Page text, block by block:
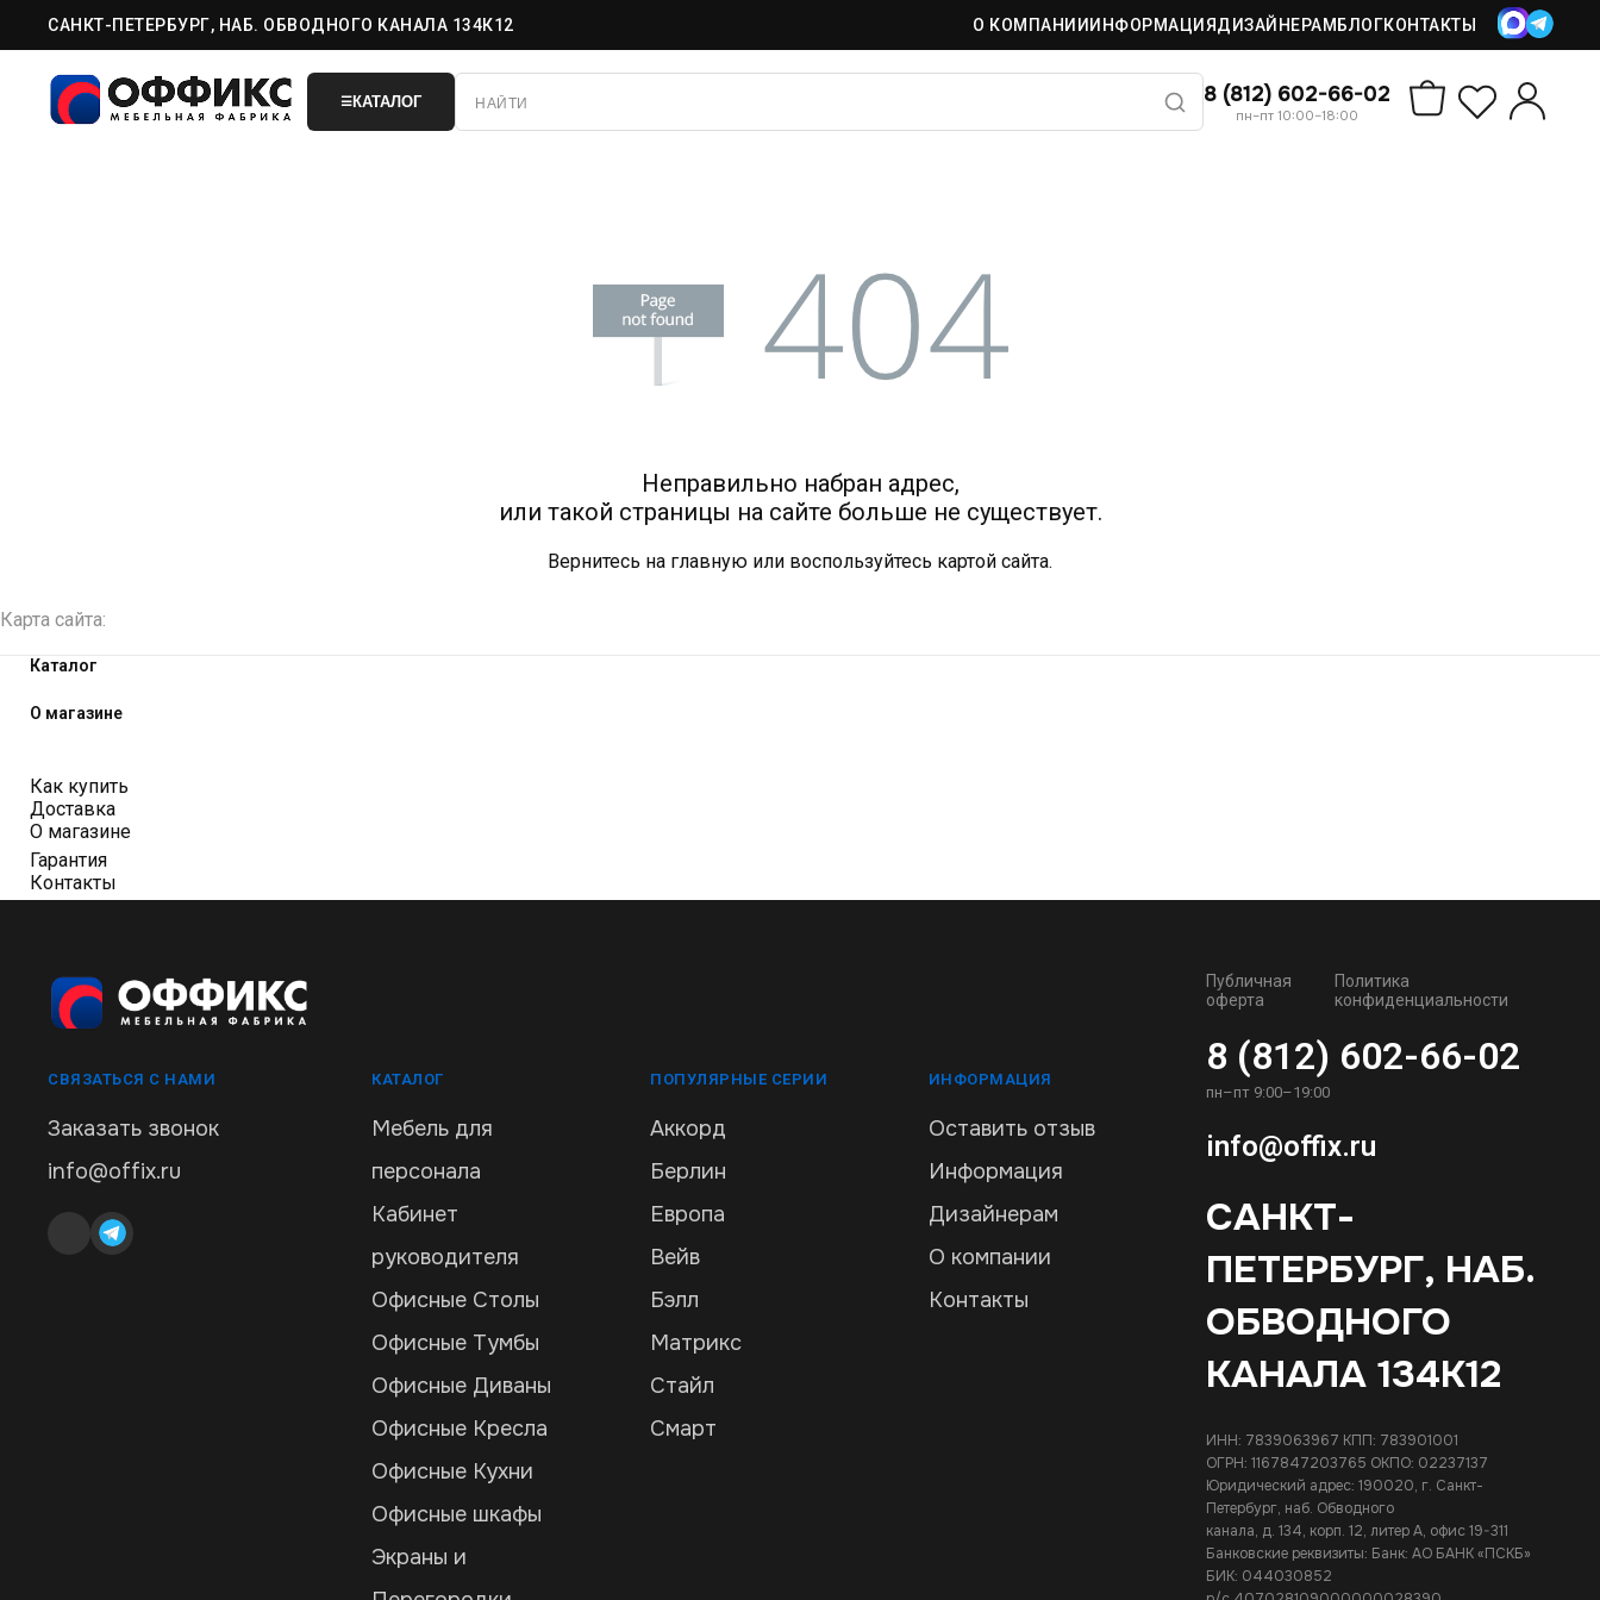
САНКТ-ПЕТЕРБУРГ, НАБ. ОБВОДНОГО КАНАЛА 134К12 О КОМПАНИИ ИНФОРМАЦИЯДИЗАЙНЕРАМ БЛОГКОНТАКТЫ
☰КАТАЛОГ 8 (812) 602-66-02
пн–пт 10:00–18:00
Неправильно набран адрес,
или такой страницы на сайте больше не существует.
Вернитесь на главную или воспользуйтесь картой сайта.
Карта сайта:
Каталог
О магазине
Как купить
Доставка
О магазине
Гарантия
Контакты
СВЯЗАТЬСЯ С НАМИ
Заказать звонок
info@offix.ru
КАТАЛОГ
Мебель для
персонала
Кабинет
руководителя
Офисные Столы
Офисные Тумбы
Офисные Диваны
Офисные Кресла
Офисные Кухни
Офисные шкафы
Экраны и
ПОПУЛЯРНЫЕ СЕРИИ
Аккорд
Берлин
Европа
Вейв
Бэлл
Матрикс
Стайл
Смарт
ИНФОРМАЦИЯ
Оставить отзыв
Информация
Дизайнерам
О компании
Контакты
Публичная
оферта
Политика
конфиденциальности
8 (812) 602-66-02
пн–пт 9:00–19:00
info@offix.ru
САНКТ-
ПЕТЕРБУРГ, НАБ.
ОБВОДНОГО
КАНАЛА 134К12
ИНН: 7839063967 КПП: 783901001
ОГРН: 1167847203765 ОКПО: 02237137
Юридический адрес: 190020, г. Санкт-
Петербург, наб. Обводного
канала, д. 134, корп. 12, литер А, офис 19-311
Банковские реквизиты: Банк: АО БАНК «ПСКБ»
БИК: 044030852